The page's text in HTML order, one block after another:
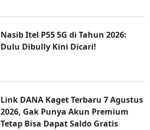
Nasib Itel P55 5G di Tahun 2026:
Dulu Dibully Kini Dicari!
Link DANA Kaget Terbaru 7 Agustus
2026, Gak Punya Akun Premium
Tetap Bisa Dapat Saldo Gratis